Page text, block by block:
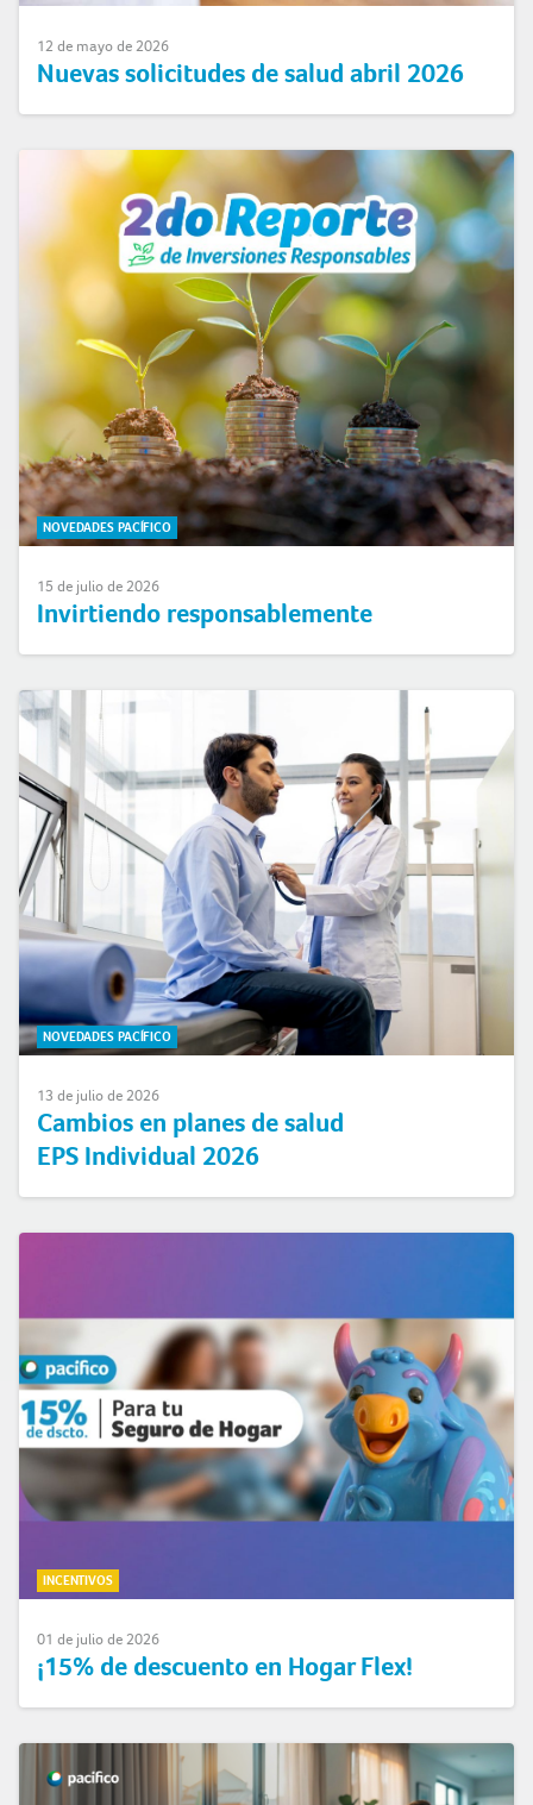
12 de mayo de 2026
Nuevas solicitudes de salud abril 2026
NOVEDADES PACÍFICO
15 de julio de 2026
Invirtiendo responsablemente
NOVEDADES PACÍFICO
13 de julio de 2026
Cambios en planes de salud
EPS Individual 2026
INCENTIVOS
01 de julio de 2026
¡15% de descuento en Hogar Flex!